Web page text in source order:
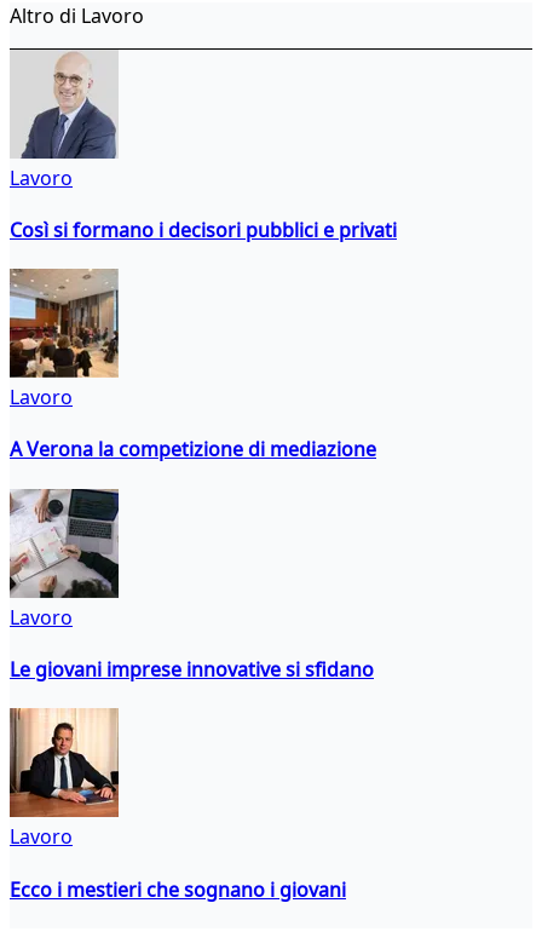
Altro di Lavoro
Lavoro
Così si formano i decisori pubblici e privati
Lavoro
A Verona la competizione di mediazione
Lavoro
Le giovani imprese innovative si sfidano
Lavoro
Ecco i mestieri che sognano i giovani